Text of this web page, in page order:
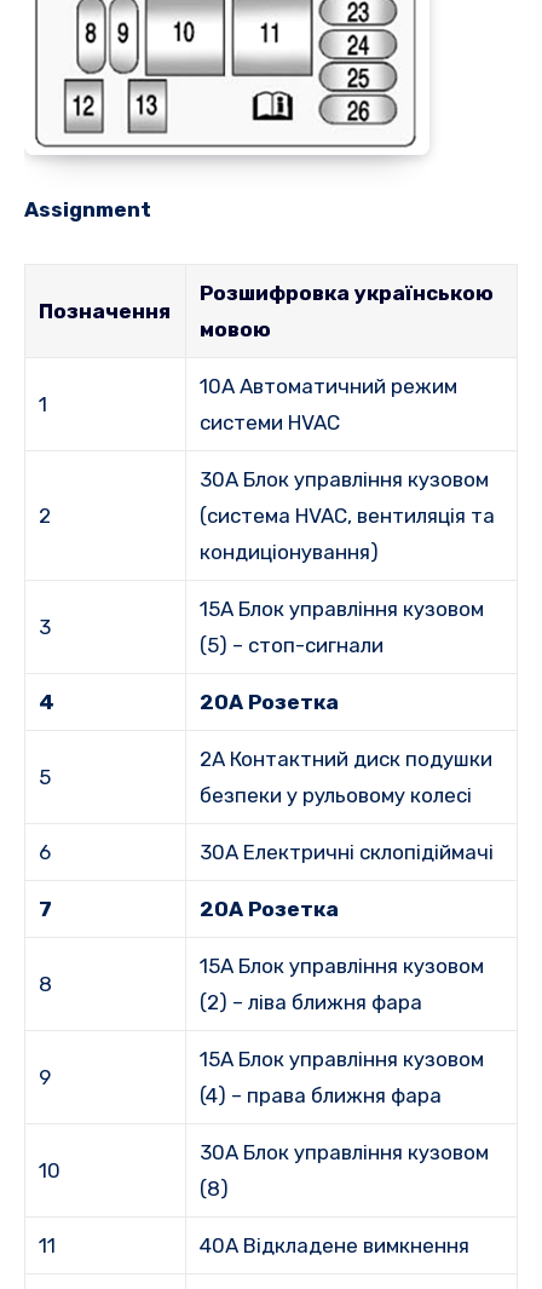
Assignment
Позначення
Розшифровка українською
мовою
1
10A Автоматичний режим
системи HVAC
2
30A Блок управління кузовом
(система HVAC, вентиляція та
кондиціонування)
3
15A Блок управління кузовом
(5) – стоп-сигнали
4 20A Розетка
5
2A Контактний диск подушки
безпеки у рульовому колесі
6 30A Електричні склопідіймачі
7 20A Розетка
8
15A Блок управління кузовом
(2) – ліва ближня фара
9
15A Блок управління кузовом
(4) – права ближня фара
10
30A Блок управління кузовом
(8)
11 40A Відкладене вимкнення